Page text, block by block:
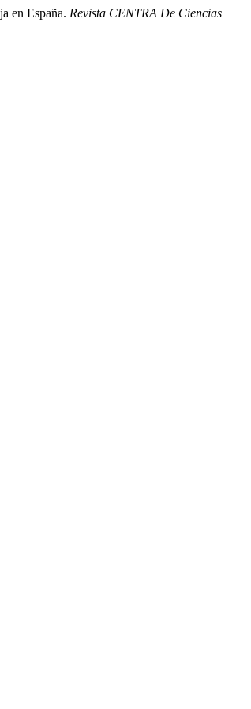
en España. Revista CENTRA De Ciencias